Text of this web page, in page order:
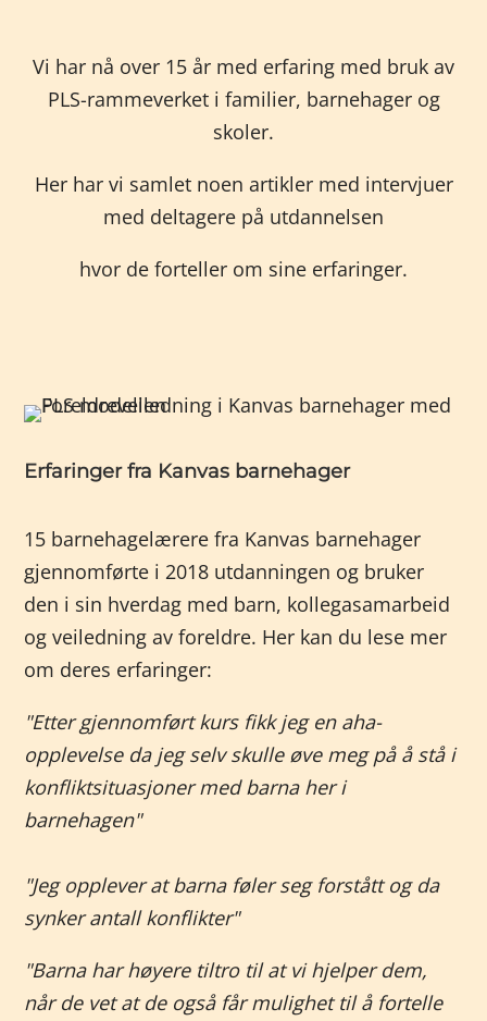
Vi har nå over 15 år med erfaring med bruk av
PLS-rammeverket i familier, barnehager og
skoler.
Her har vi samlet noen artikler med intervjuer
med deltagere på utdannelsen
hvor de forteller om sine erfaringer.
Erfaringer fra Kanvas barnehager
15 barnehagelærere fra Kanvas barnehager
gjennomførte i 2018 utdanningen og bruker
den i sin hverdag med barn, kollegasamarbeid
og veiledning av foreldre. Her kan du lese mer
om deres erfaringer:
"Etter gjennomført kurs fikk jeg en aha-
opplevelse da jeg selv skulle øve meg på å stå i
konfliktsituasjoner med barna her i
barnehagen"
"Jeg opplever at barna føler seg forstått og da
synker antall konflikter"
"Barna har høyere tiltro til at vi hjelper dem,
når de vet at de også får mulighet til å fortelle